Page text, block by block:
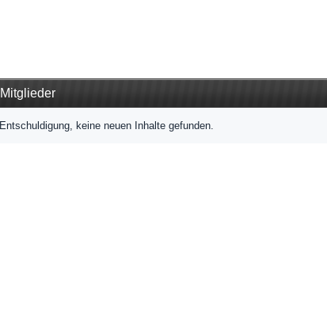
Mitglieder
Entschuldigung, keine neuen Inhalte gefunden.